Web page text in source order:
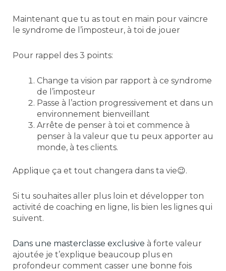
Maintenant que tu as tout en main pour vaincre
le syndrome de l’imposteur, à toi de jouer
Pour rappel des 3 points:
Change ta vision par rapport à ce syndrome
de l’imposteur
Passe à l’action progressivement et dans un
environnement bienveillant
Arrête de penser à toi et commence à
penser à la valeur que tu peux apporter au
monde, à tes clients.
Applique ça et tout changera dans ta vie😉.
Si tu souhaites aller plus loin et développer ton
activité de coaching en ligne, lis bien les lignes qui
suivent.
Dans une masterclasse exclusive à forte valeur
ajoutée je t’explique beaucoup plus en
profondeur comment casser une bonne fois